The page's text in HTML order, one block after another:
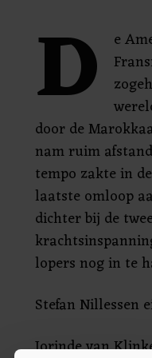
D
e
door de
nam ruim
tempo zakte in
laatste omloop
dichter bij de
lopers nog in te
Stefan Nillessen
Jorinde van